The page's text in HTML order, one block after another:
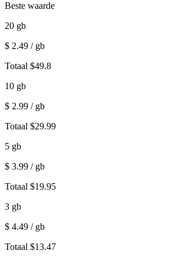
Beste waarde
20 gb
$ 2.49 / gb
Totaal $49.8
10 gb
$ 2.99 / gb
Totaal $29.99
5 gb
$ 3.99 / gb
Totaal $19.95
3 gb
$ 4.49 / gb
Totaal $13.47